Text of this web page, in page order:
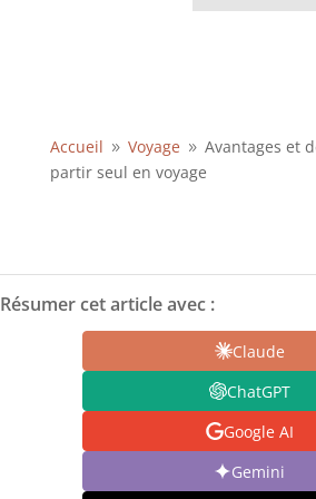
Accueil 9 Voyage 9 Avantages et
partir seul en voyage
Résumer cet article avec :
Claude
ChatGPT
Google AI
Gemini